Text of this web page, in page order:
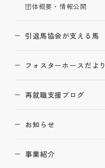
団体概要・情報公開
引退馬協会が支える馬
フォスターホースだより
再就職支援ブログ
お知らせ
事業紹介